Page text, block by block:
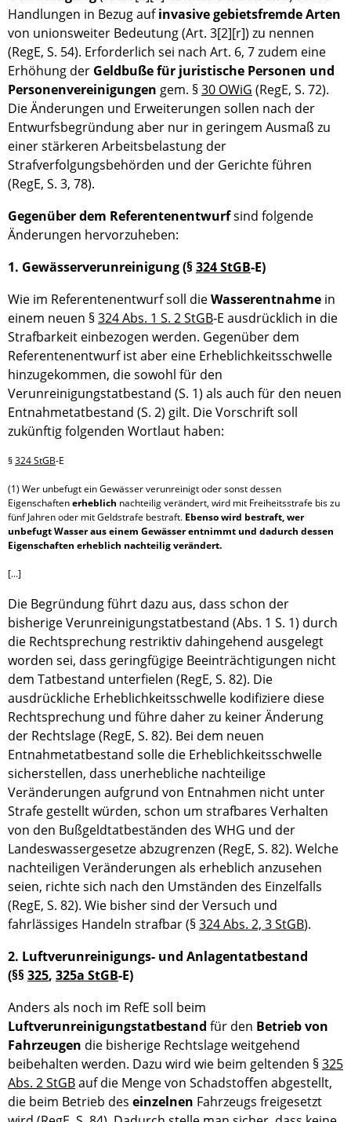
Handlungen in Bezug aufinvasive gebietsfremde Arten
von unionsweiter Bedeutung (Art. 3[2][r]) zu nennen
(RegE, S. 54). Erforderlich sei nach Art. 6, 7 zudem eine
Erhöhung der Geldbuße für juristische Personen und
Personenvereinigungen gem. §30 OWiG (RegE, S. 72).
Die Änderungen und Erweiterungen sollen nach der
Entwurfsbegründung aber nur in geringem Ausmaß zu
einer stärkeren Arbeitsbelastung der
Strafverfolgungsbehörden und der Gerichte führen
(RegE, S. 3, 78).
Gegenüber dem Referentenentwurfsind folgende
Änderungen hervorzuheben:
1. Gewässerverunreinigung (§ 324 StGB-E)
Wie im Referentenentwurf soll dieWasserentnahme in
einem neuen §324 Abs. 1 S. 2 StGB‑E ausdrücklich in die
Strafbarkeit einbezogen werden. Gegenüber dem
Referentenentwurf ist aber eine Erheblichkeitsschwelle
hinzugekommen, die sowohl für den
Verunreinigungstatbestand (S. 1) als auch für den neuen
Entnahmetatbestand (S. 2) gilt. Die Vorschrift soll
zukünftig folgenden Wortlaut haben:
§ 324 StGB-E
(1) Wer unbefugt ein Gewässer verunreinigt oder sonst dessen
Eigenschaften erheblich nachteilig verändert, wird mit Freiheitsstrafe bis zu
fünf Jahren oder mit Geldstrafe bestraft. Ebenso wird bestraft, wer
unbefugt Wasser aus einem Gewässer entnimmt und dadurch dessen
Eigenschaften erheblich nachteilig verändert.
[...]
Die Begründung führt dazu aus, dass schon der
bisherige Verunreinigungstatbestand (Abs. 1 S. 1) durch
die Rechtsprechung restriktiv dahingehend ausgelegt
worden sei, dass geringfügige Beeinträchtigungen nicht
dem Tatbestand unterfielen (RegE, S. 82). Die
ausdrückliche Erheblichkeitsschwelle kodifiziere diese
Rechtsprechung und führe daher zu keiner Änderung
der Rechtslage (RegE, S. 82). Bei dem neuen
Entnahmetatbestand solle die Erheblichkeitsschwelle
sicherstellen, dass unerhebliche nachteilige
Veränderungen aufgrund von Entnahmen nicht unter
Strafe gestellt würden, schon um strafbares Verhalten
von den Bußgeldtatbeständen des WHG und der
Landeswassergesetze abzugrenzen (RegE, S. 82). Welche
nachteiligen Veränderungen als erheblich anzusehen
seien, richte sich nach den Umständen des Einzelfalls
(RegE, S. 82). Wie bisher sind der Versuch und
fahrlässiges Handeln strafbar (§324 Abs. 2, 3 StGB).
2. Luftverunreinigungs- und Anlagentatbestand
(§§ 325, 325a StGB-E)
Anders als noch im RefE soll beim
Luftverunreinigungstatbestand für den Betrieb von
Fahrzeugen die bisherige Rechtslage weitgehend
beibehalten werden. Dazu wird wie beim geltenden §325
Abs. 2 StGBauf die Menge von Schadstoffen abgestellt,
die beim Betrieb des einzelnen Fahrzeugs freigesetzt